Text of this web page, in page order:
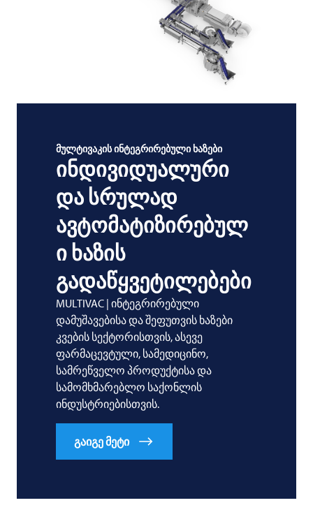
მულტივაკის ინტეგრირებული ხაზები
ინდივიდუალური
და სრულად
ავტომატიზირებულ
ი ხაზის
გადაწყვეტილებები
MULTIVAC | ინტეგრირებული
დამუშავებისა და შეფუთვის ხაზები
კვების სექტორისთვის, ასევე
ფარმაცევტული, სამედიცინო,
სამრეწველო პროდუქტისა და
სამომხმარებლო საქონლის
ინდუსტრიებისთვის.
გაიგე მეტი